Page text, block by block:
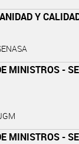
Y
MINISTROS -
MINISTROS -